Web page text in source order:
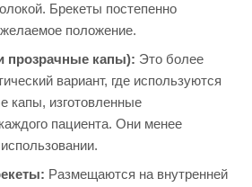
Брекеты постепенно
положение.
прозрачные капы): Это более
вариант, где используются
капы, изготовленные
пациента. Они менее
Размещаются на внутренней